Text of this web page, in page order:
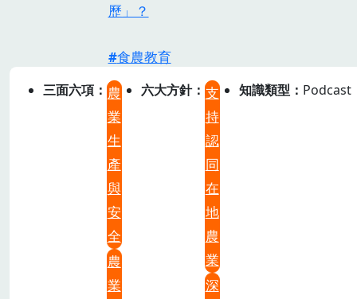
歷」？
食農教育
三面六項
農
業
生
產
與
安
全
農
業
六大方針
支
持
認
同
在
地
農
業
深
知識類型 Podcast